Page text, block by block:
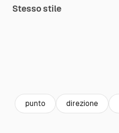
Stesso stile
punto direzione